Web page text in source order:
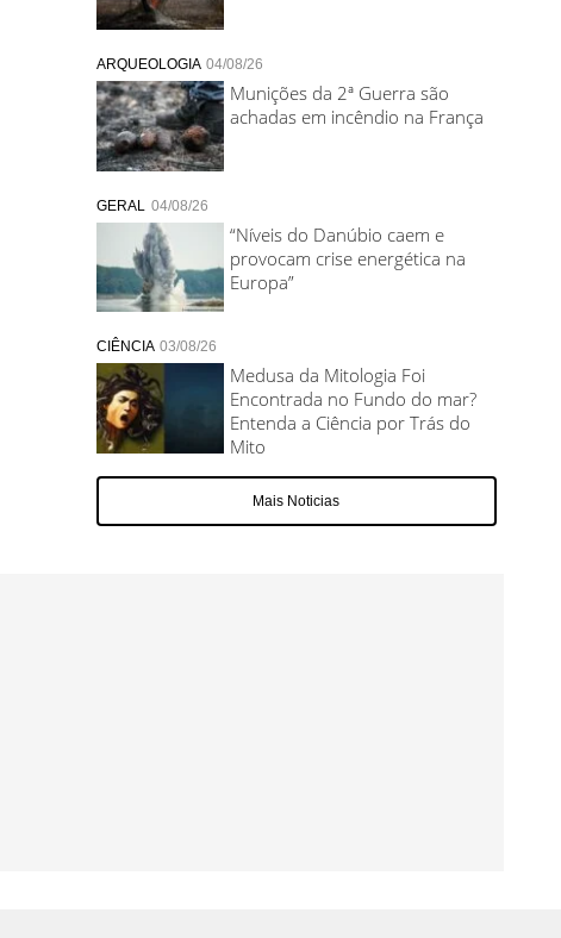
ARQUEOLOGIA 04/08/26
Munições da 2ª Guerra são
achadas em incêndio na França
GERAL 04/08/26
“Níveis do Danúbio caem e
provocam crise energética na
Europa”
CIÊNCIA 03/08/26
Medusa da Mitologia Foi
Encontrada no Fundo do mar?
Entenda a Ciência por Trás do
Mito
Mais Noticias